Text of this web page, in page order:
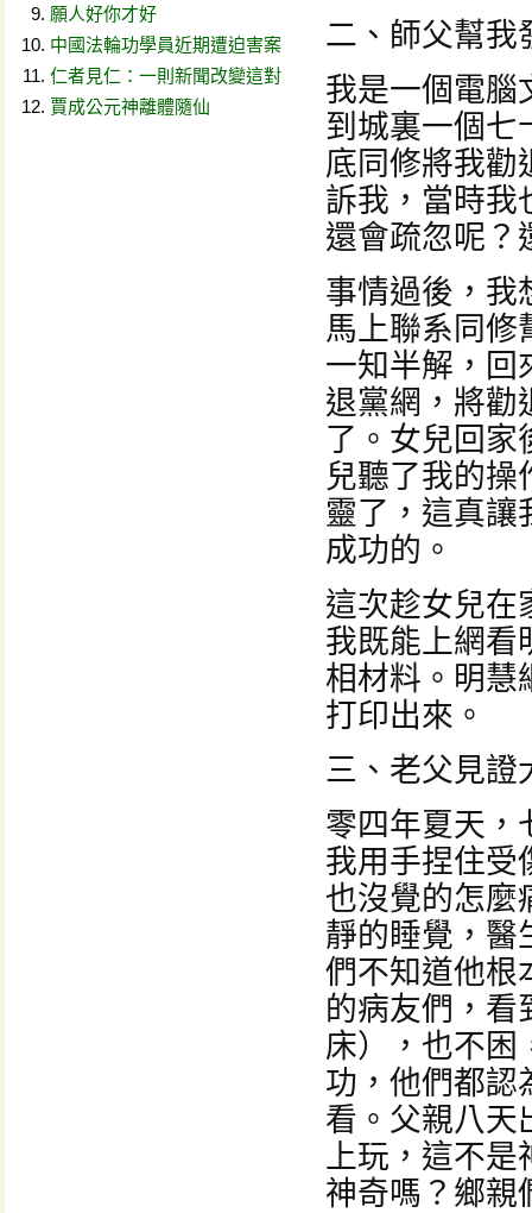
願人好你才好
中國法輪功學員近期遭迫害案
仁者見仁：一則新聞改變這對
賈成公元神離體隨仙
二、師父幫我
我是一個電腦
到城裏一個七
底同修將我勸
訴我，當時我
還會疏忽呢？
事情過後，我
馬上聯系同修
一知半解，回
退黨網，將勸
了。女兒回家
兒聽了我的
靈了，這真讓
成功的。
這次趁女兒在
我既能上網看
相材料。明慧
打印出來。
三、老父見證
零四年夏天，
我用手捏住受
也沒覺的怎麼
靜的睡覺，醫
們不知道他根
的病友們，看
床），也不困
功，他們都認
看。父親八天
上玩，這不是
神奇嗎？鄉親